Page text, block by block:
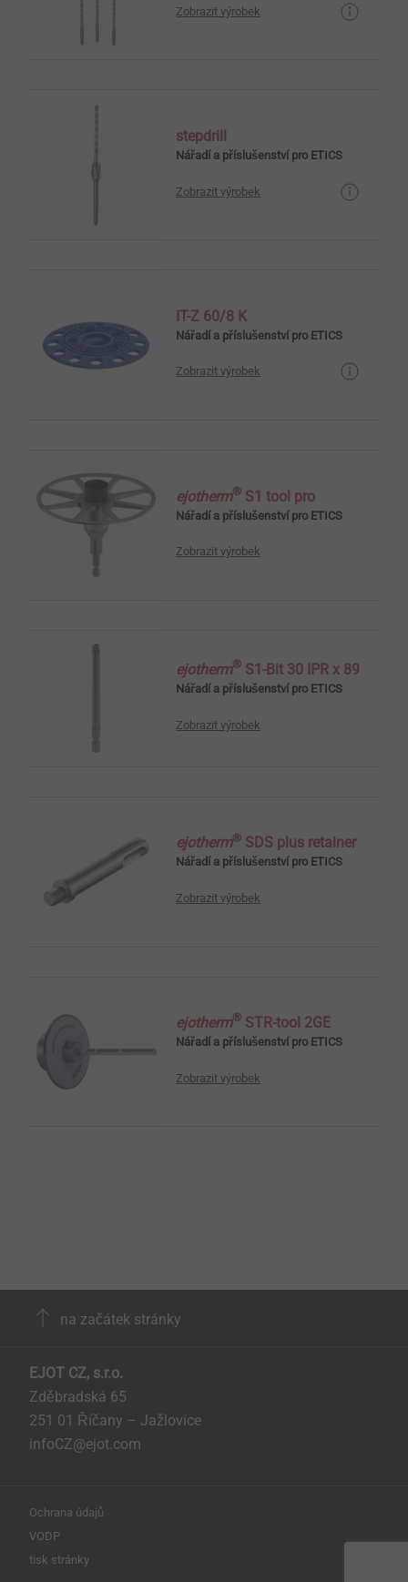
Zobrazit výrobek
stepdrill
Nářadí a příslušenství pro ETICS
Zobrazit výrobek
IT-Z 60/8 K
Nářadí a příslušenství pro ETICS
Zobrazit výrobek
ejotherm® S1 tool pro
Nářadí a příslušenství pro ETICS
Zobrazit výrobek
ejotherm® S1-Bit 30 IPR x 89
Nářadí a příslušenství pro ETICS
Zobrazit výrobek
ejotherm® SDS plus retainer
Nářadí a příslušenství pro ETICS
Zobrazit výrobek
ejotherm® STR-tool 2GE
Nářadí a příslušenství pro ETICS
Zobrazit výrobek
na začátek stránky
EJOT CZ, s.r.o.
Zděbradská 65
251 01 Říčany – Jažlovice
infoCZ@ejot.com
Ochrana údajů
VODP
tisk stránky